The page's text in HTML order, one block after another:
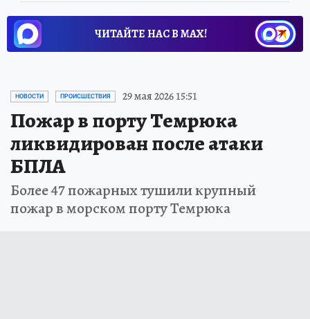
ЧИТАЙТЕ НАС В МАХ!
НОВОСТИ ПРОИСШЕСТВИЯ 29 мая 2026 15:51
Пожар в порту Темрюка
ликвидирован после атаки
БПЛА
Более 47 пожарных тушили крупный
пожар в морском порту Темрюка